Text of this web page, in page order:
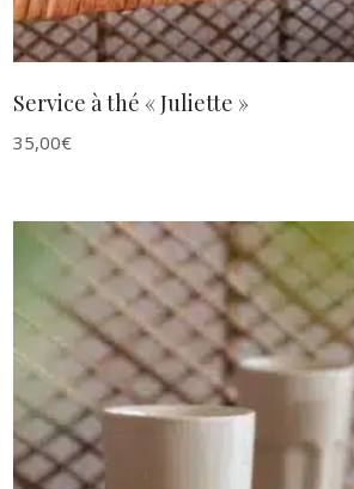
Service à thé « Juliette »
35,00€
AJOUTER AU PANIER